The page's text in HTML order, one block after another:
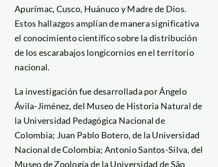
Apurímac, Cusco, Huánuco y Madre de Dios.
Estos hallazgos amplían de manera significativa
el conocimiento científico sobre la distribución
de los escarabajos longicornios en el territorio
nacional.
La investigación fue desarrollada por Ángelo
Ávila-Jiménez, del Museo de Historia Natural de
la Universidad Pedagógica Nacional de
Colombia; Juan Pablo Botero, de la Universidad
Nacional de Colombia; Antonio Santos-Silva, del
Museo de Zoología de la Universidad de São